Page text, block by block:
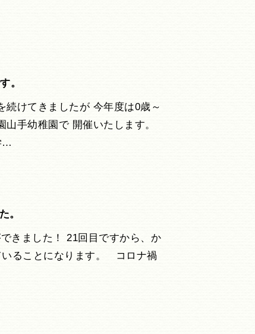
。
続けてきましたが 今年度は0歳～
手幼稚園で 開催いたします。
…
。
きました！ 21回目ですから、か
ることになります。 コロナ禍